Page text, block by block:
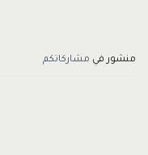
منشور في مشاركاتكم